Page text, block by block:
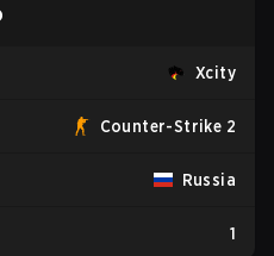
Xcity
Counter-Strike 2
Russia
1